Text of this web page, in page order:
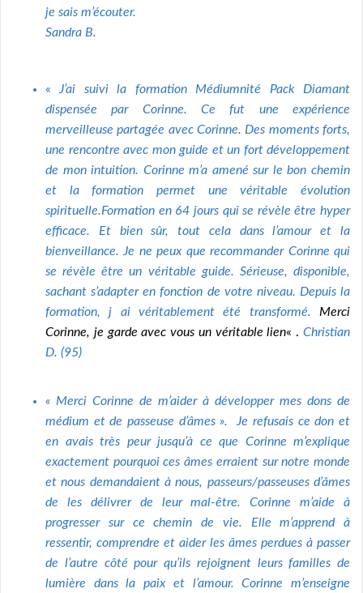
je sais m’écouter.
Sandra B.
«J’ai suivi la formation Médiumnité Pack Diamant
dispensée par Corinne. Ce fut une expérience
merveilleuse partagée avec Corinne. Des moments forts,
une rencontre avec mon guide et un fort développement
de mon intuition. Corinne m’a amené sur le bon chemin
et la formation permet une véritable évolution
spirituelle.Formation en 64 jours qui se révèle être hyper
efficace. Et bien sûr, tout cela dans l’amour et la
bienveillance. Je ne peux que recommander Corinne qui
se révèle être un véritable guide. Sérieuse, disponible,
sachant s’adapter en fonction de votre niveau. Depuis la
formation, j ai véritablement été transformé. Merci
Corinne, je garde avec vous un véritable lien« .Christian
D. (95)
« Merci Corinne de m’aider à développer mes dons de
médium et de passeuse d’âmes ».Je refusais ce don et
en avais très peur jusqu’à ce que Corinne m’explique
exactement pourquoi ces âmes erraient sur notre monde
et nous demandaient à nous, passeurs/passeuses d’âmes
de les délivrer de leur mal-être. Corinne m’aide à
progresser sur ce chemin de vie. Elle m’apprend à
ressentir, comprendre et aider les âmes perdues à passer
de l’autre côté pour qu’ils rejoignent leurs familles de
lumière dans la paix et l’amour. Corinne m’enseigne